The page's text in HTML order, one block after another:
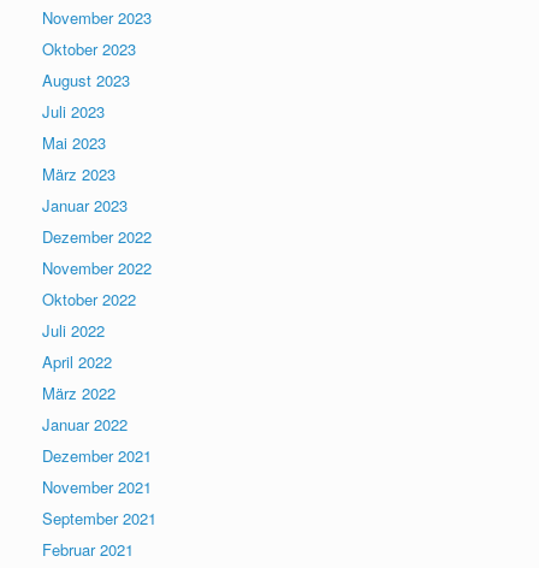
November 2023
Oktober 2023
August 2023
Juli 2023
Mai 2023
März 2023
Januar 2023
Dezember 2022
November 2022
Oktober 2022
Juli 2022
April 2022
März 2022
Januar 2022
Dezember 2021
November 2021
September 2021
Februar 2021